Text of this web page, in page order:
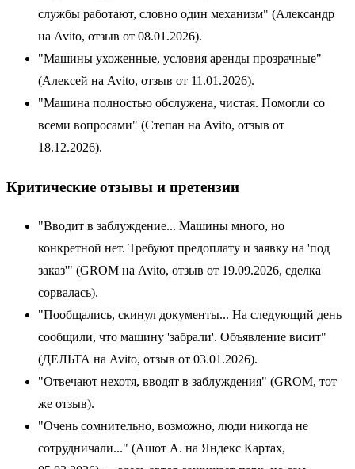
службы работают, словно один механизм" (Александр
на Avito, отзыв от 08.01.2026).
"Машины ухоженные, условия аренды прозрачные"
(Алексей на Avito, отзыв от 11.01.2026).
"Машина полностью обслужена, чистая. Помогли со
всеми вопросами" (Степан на Avito, отзыв от
18.12.2026).
Критические отзывы и претензии
"Вводит в заблуждение... Машины много, но
конкретной нет. Требуют предоплату и заявку на 'под
заказ'" (GROM на Avito, отзыв от 19.09.2026, сделка
сорвалась).
"Пообщались, скинул документы... На следующий день
сообщили, что машину 'забрали'. Объявление висит"
(ДЕЛЬТА на Avito, отзыв от 03.01.2026).
"Отвечают нехотя, вводят в заблуждения" (GROM, тот
же отзыв).
"Очень сомнительно, возможно, люди никогда не
сотрудничали..." (Ашот А. на Яндекс Картах,